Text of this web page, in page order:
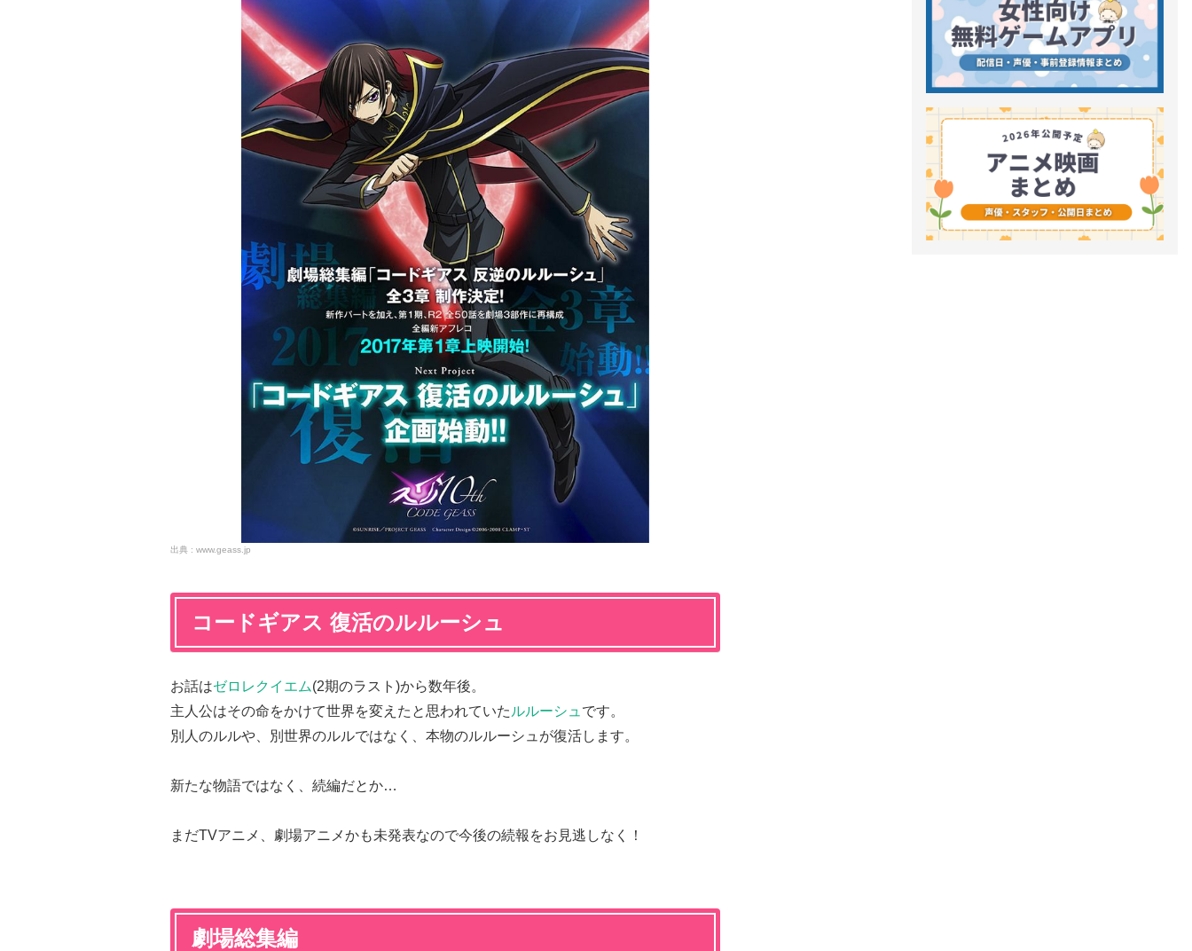
www.geass.jp
コードギアス 復活のルルーシュ
お話はゼロレクイエム(2期のラスト)から数年後。
主人公はその命をかけて世界を変えたと思われていた ルルーシュ です。
別人のルルや、別世界のルルではなく、本物のルルーシュが復活します。
新たな物語ではなく、続編だとか…
まだTVアニメ、劇場アニメかも未発表なので今後の続報をお見逃しなく！
劇場総集編